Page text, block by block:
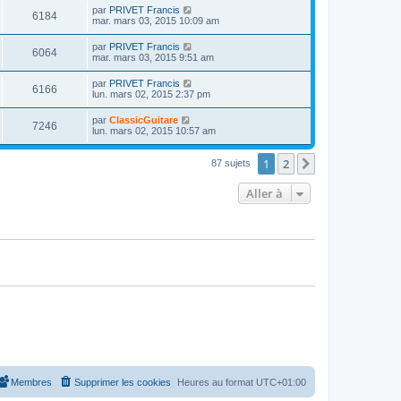
s
a
g
e
m
e
s
s
a
g
e
i
e
r
m
e
s
s
a
g
e
6184V
u
D
e
i
e
r
m
e
s
s
a
g
e
par PRIVET Francis
mar. mars 03, 2015 10:09 am
6064V
u
D
e
i
e
r
m
e
s
s
par PRIVET Francis
mar. mars 03, 2015 9:51 am
6166
u
D
e
i
e
r
par PRIVET Francis
lun. mars 02, 2015 2:37 pm
7246
u
D
e
n
a
par ClassicGuitare
lun. mars 02, 2015 10:57 am
87 sujets 1 2
Aller à
Heures au format UTC+01:00
Supprimer les cookies
Membres